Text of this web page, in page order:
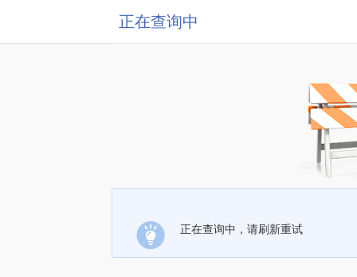
正在查询中
正在查询中，请刷新重试